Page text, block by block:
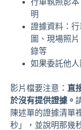
行車執照影
明
證據資料：
圖、現場照
錄等
如果委託他
影片檔要注意： 直
於沒有提供證據。
陳述單的證據清單
秒」，並說明那幾